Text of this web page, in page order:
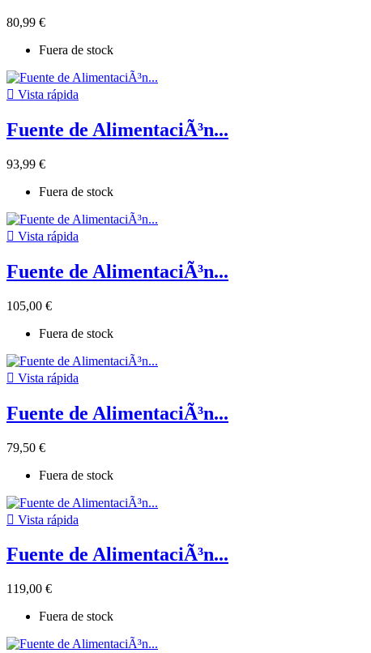
80,99 €
Fuera de stock
 Vista rápida
Fuente de AlimentaciÃ³n...
93,99 €
Fuera de stock
 Vista rápida
Fuente de AlimentaciÃ³n...
105,00 €
Fuera de stock
 Vista rápida
Fuente de AlimentaciÃ³n...
79,50 €
Fuera de stock
 Vista rápida
Fuente de AlimentaciÃ³n...
119,00 €
Fuera de stock